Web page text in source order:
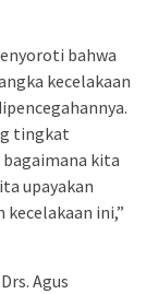
bahwa
kecelakaan
tingkat
bagaimana kita
upayakan
ini,”
Agus